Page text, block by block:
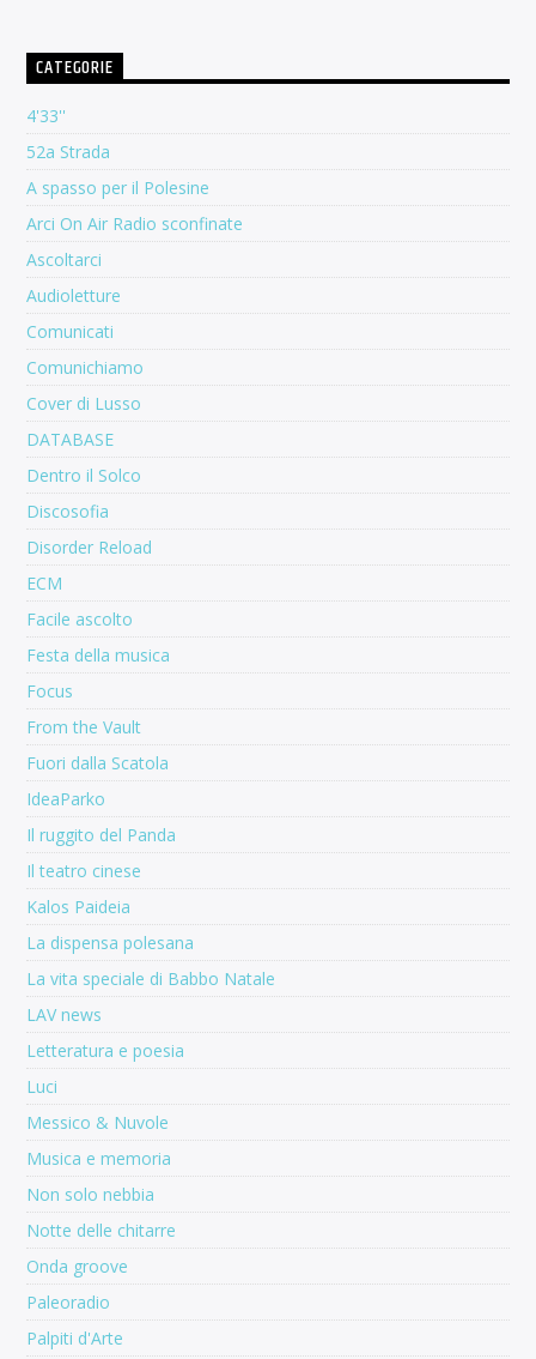
CATEGORIE
4'33''
52a Strada
A spasso per il Polesine
Arci On Air Radio sconfinate
Ascoltarci
Audioletture
Comunicati
Comunichiamo
Cover di Lusso
DATABASE
Dentro il Solco
Discosofia
Disorder Reload
ECM
Facile ascolto
Festa della musica
Focus
From the Vault
Fuori dalla Scatola
IdeaParko
Il ruggito del Panda
Il teatro cinese
Kalos Paideia
La dispensa polesana
La vita speciale di Babbo Natale
LAV news
Letteratura e poesia
Luci
Messico & Nuvole
Musica e memoria
Non solo nebbia
Notte delle chitarre
Onda groove
Paleoradio
Palpiti d'Arte